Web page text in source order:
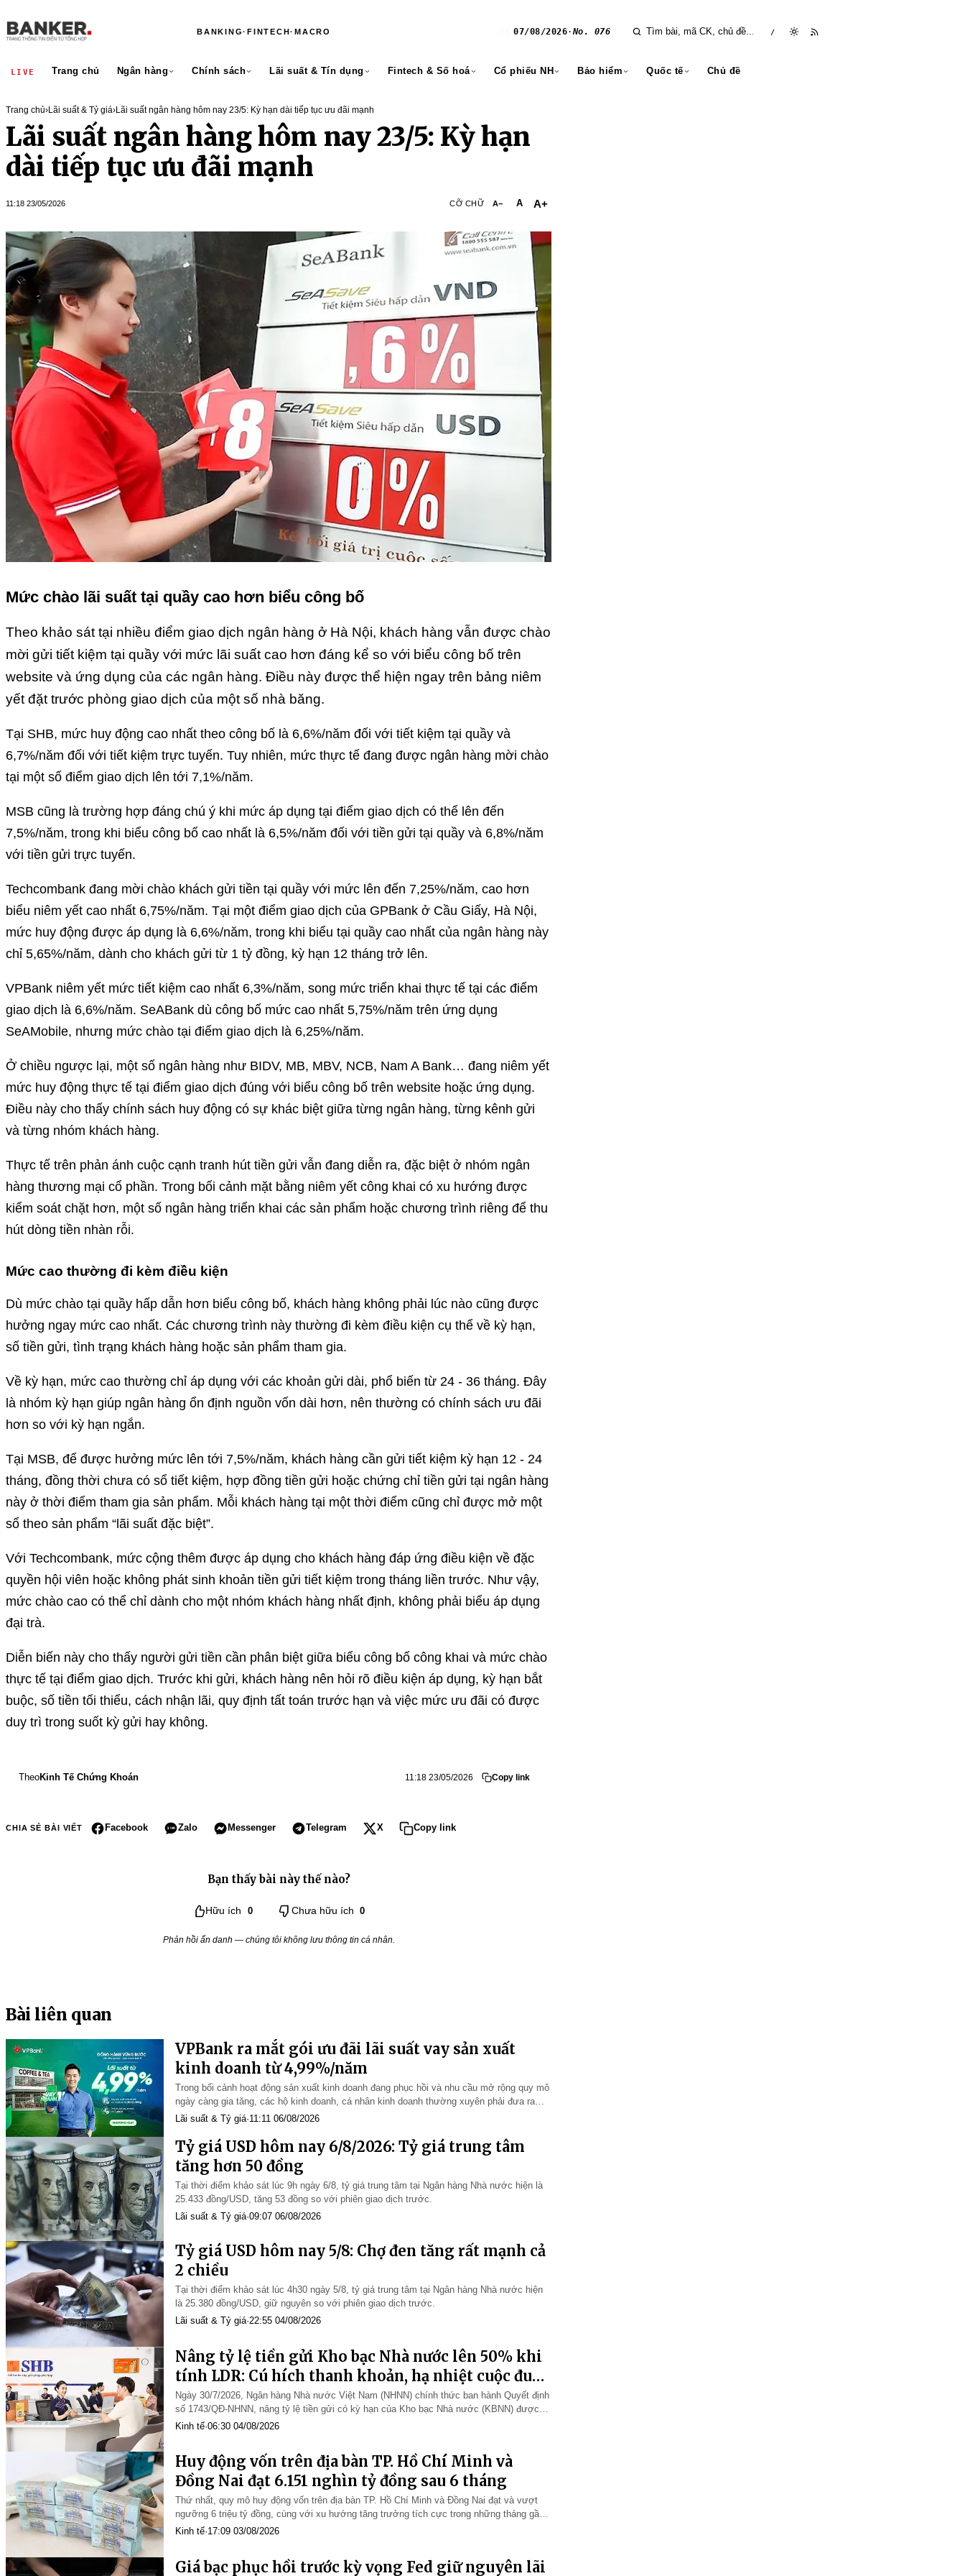
BANKING·FINTECH·MACRO 07/08/2026· No. 076 /
LIVE Trang chủ Ngân hàng Chính sách Lãi suất & Tín dụng Fintech & Số hoá Cổ phiếu NH Bảo hiểm Quốc tế Chủ đề
Trang chủ›Lãi suất & Tỷ giá›Lãi suất ngân hàng hôm nay 23/5: Kỳ hạn dài tiếp tục ưu đãi mạnh
Lãi suất ngân hàng hôm nay 23/5: Kỳ hạn
dài tiếp tục ưu đãi mạnh
11:18 23/05/2026 CỠ CHỮ A− A A+
Mức chào lãi suất tại quầy cao hơn biểu công bố
Theo khảo sát tại nhiều điểm giao dịch ngân hàng ở Hà Nội, khách hàng vẫn được chào
mời gửi tiết kiệm tại quầy với mức lãi suất cao hơn đáng kể so với biểu công bố trên
website và ứng dụng của các ngân hàng. Điều này được thể hiện ngay trên bảng niêm
yết đặt trước phòng giao dịch của một số nhà băng.
Tại SHB, mức huy động cao nhất theo công bố là 6,6%/năm đối với tiết kiệm tại quầy và
6,7%/năm đối với tiết kiệm trực tuyến. Tuy nhiên, mức thực tế đang được ngân hàng mời chào
tại một số điểm giao dịch lên tới 7,1%/năm.
MSB cũng là trường hợp đáng chú ý khi mức áp dụng tại điểm giao dịch có thể lên đến
7,5%/năm, trong khi biểu công bố cao nhất là 6,5%/năm đối với tiền gửi tại quầy và 6,8%/năm
với tiền gửi trực tuyến.
Techcombank đang mời chào khách gửi tiền tại quầy với mức lên đến 7,25%/năm, cao hơn
biểu niêm yết cao nhất 6,75%/năm. Tại một điểm giao dịch của GPBank ở Cầu Giấy, Hà Nội,
mức huy động được áp dụng là 6,6%/năm, trong khi biểu tại quầy cao nhất của ngân hàng này
chỉ 5,65%/năm, dành cho khách gửi từ 1 tỷ đồng, kỳ hạn 12 tháng trở lên.
VPBank niêm yết mức tiết kiệm cao nhất 6,3%/năm, song mức triển khai thực tế tại các điểm
giao dịch là 6,6%/năm. SeABank dù công bố mức cao nhất 5,75%/năm trên ứng dụng
SeAMobile, nhưng mức chào tại điểm giao dịch là 6,25%/năm.
Ở chiều ngược lại, một số ngân hàng như BIDV, MB, MBV, NCB, Nam A Bank… đang niêm yết
mức huy động thực tế tại điểm giao dịch đúng với biểu công bố trên website hoặc ứng dụng.
Điều này cho thấy chính sách huy động có sự khác biệt giữa từng ngân hàng, từng kênh gửi
và từng nhóm khách hàng.
Thực tế trên phản ánh cuộc cạnh tranh hút tiền gửi vẫn đang diễn ra, đặc biệt ở nhóm ngân
hàng thương mại cổ phần. Trong bối cảnh mặt bằng niêm yết công khai có xu hướng được
kiểm soát chặt hơn, một số ngân hàng triển khai các sản phẩm hoặc chương trình riêng để thu
hút dòng tiền nhàn rỗi.
Mức cao thường đi kèm điều kiện
Dù mức chào tại quầy hấp dẫn hơn biểu công bố, khách hàng không phải lúc nào cũng được
hưởng ngay mức cao nhất. Các chương trình này thường đi kèm điều kiện cụ thể về kỳ hạn,
số tiền gửi, tình trạng khách hàng hoặc sản phẩm tham gia.
Về kỳ hạn, mức cao thường chỉ áp dụng với các khoản gửi dài, phổ biến từ 24 - 36 tháng. Đây
là nhóm kỳ hạn giúp ngân hàng ổn định nguồn vốn dài hơn, nên thường có chính sách ưu đãi
hơn so với kỳ hạn ngắn.
Tại MSB, để được hưởng mức lên tới 7,5%/năm, khách hàng cần gửi tiết kiệm kỳ hạn 12 - 24
tháng, đồng thời chưa có sổ tiết kiệm, hợp đồng tiền gửi hoặc chứng chỉ tiền gửi tại ngân hàng
này ở thời điểm tham gia sản phẩm. Mỗi khách hàng tại một thời điểm cũng chỉ được mở một
sổ theo sản phẩm “lãi suất đặc biệt”.
Với Techcombank, mức cộng thêm được áp dụng cho khách hàng đáp ứng điều kiện về đặc
quyền hội viên hoặc không phát sinh khoản tiền gửi tiết kiệm trong tháng liền trước. Như vậy,
mức chào cao có thể chỉ dành cho một nhóm khách hàng nhất định, không phải biểu áp dụng
đại trà.
Diễn biến này cho thấy người gửi tiền cần phân biệt giữa biểu công bố công khai và mức chào
thực tế tại điểm giao dịch. Trước khi gửi, khách hàng nên hỏi rõ điều kiện áp dụng, kỳ hạn bắt
buộc, số tiền tối thiểu, cách nhận lãi, quy định tất toán trước hạn và việc mức ưu đãi có được
duy trì trong suốt kỳ gửi hay không.
TheoKinh Tế Chứng Khoán 11:18 23/05/2026 Copy link
CHIA SẺ BÀI VIẾT Facebook Zalo Messenger Telegram X Copy link
Bạn thấy bài này thế nào?
Hữu ích 0 Chưa hữu ích 0
Phản hồi ẩn danh — chúng tôi không lưu thông tin cá nhân.
Bài liên quan
VPBank ra mắt gói ưu đãi lãi suất vay sản xuất
kinh doanh từ 4,99%/năm
Trong bối cảnh hoạt động sản xuất kinh doanh đang phục hồi và nhu cầu mở rộng quy mô
ngày càng gia tăng, các hộ kinh doanh, cá nhân kinh doanh thường xuyên phải đưa ra
những quyết định nhanh chóng để tận dụng cơ hội tăng…
Lãi suất & Tỷ giá·11:11 06/08/2026
Tỷ giá USD hôm nay 6/8/2026: Tỷ giá trung tâm
tăng hơn 50 đồng
Tại thời điểm khảo sát lúc 9h ngày 6/8, tỷ giá trung tâm tại Ngân hàng Nhà nước hiện là
25.433 đồng/USD, tăng 53 đồng so với phiên giao dịch trước.
Lãi suất & Tỷ giá·09:07 06/08/2026
Tỷ giá USD hôm nay 5/8: Chợ đen tăng rất mạnh cả
2 chiều
Tại thời điểm khảo sát lúc 4h30 ngày 5/8, tỷ giá trung tâm tại Ngân hàng Nhà nước hiện
là 25.380 đồng/USD, giữ nguyên so với phiên giao dịch trước.
Lãi suất & Tỷ giá·22:55 04/08/2026
Nâng tỷ lệ tiền gửi Kho bạc Nhà nước lên 50% khi
tính LDR: Cú hích thanh khoản, hạ nhiệt cuộc đua
lãi suất huy động
Ngày 30/7/2026, Ngân hàng Nhà nước Việt Nam (NHNN) chính thức ban hành Quyết định
số 1743/QĐ-NHNN, nâng tỷ lệ tiền gửi có kỳ hạn của Kho bạc Nhà nước (KBNN) được
tính vào nguồn vốn huy động khi xác định tỷ lệ dư nợ cho v…
Kinh tế·06:30 04/08/2026
Huy động vốn trên địa bàn TP. Hồ Chí Minh và
Đồng Nai đạt 6.151 nghìn tỷ đồng sau 6 tháng
Thứ nhất, quy mô huy động vốn trên địa bàn TP. Hồ Chí Minh và Đồng Nai đạt và vượt
ngưỡng 6 triệu tỷ đồng, cùng với xu hướng tăng trưởng tích cực trong những tháng gần
đây: tháng 4/2026 tăng 1,3%; tháng 5/2026 tăng 1,57%…
Kinh tế·17:09 03/08/2026
Giá bạc phục hồi trước kỳ vọng Fed giữ nguyên lãi